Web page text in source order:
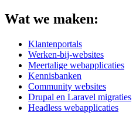
Wat we maken:
Klantenportals
Werken-bij-websites
Meertalige webapplicaties
Kennisbanken
Community websites
Drupal en Laravel migraties
Headless webapplicaties